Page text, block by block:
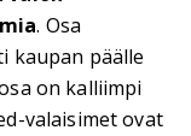
. Osa
kaupan päälle
on kalliimpi
valaisimet ovat